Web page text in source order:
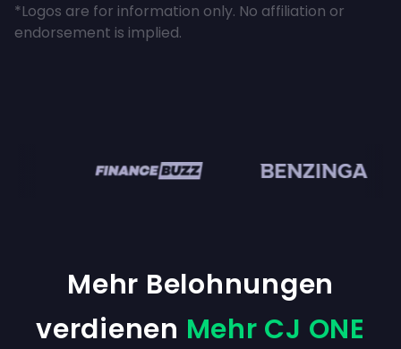
*Logos are for information only. No affiliation or
endorsement is implied.
Mehr Belohnungen
verdienen Mehr CJ ONE